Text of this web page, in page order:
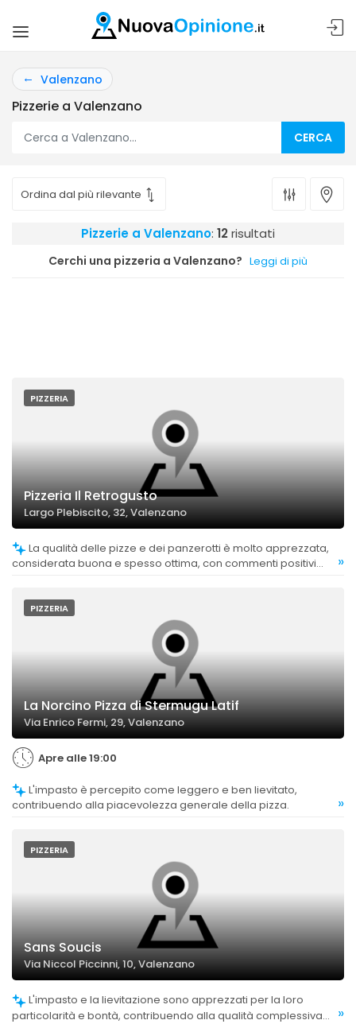
Valenzano
Pizzerie a Valenzano
CERCA
Pizzerie a Valenzano: 12risultati
Cerchi una pizzeria a Valenzano? Leggi di più
PIZZERIA
Pizzeria Il Retrogusto
Largo Plebiscito, 32, Valenzano
considerata buona e spesso ottima, con commenti positivi
»
PIZZERIA
La Norcino Pizza di Stermugu Latif
Via Enrico Fermi, 29, Valenzano
Apre alle 19:00
contribuendo alla piacevolezza generale della pizza.
»
PIZZERIA
Sans Soucis
Via Niccol Piccinni, 10, Valenzano
particolarità e bontà, contribuendo alla qualità complessiva
»